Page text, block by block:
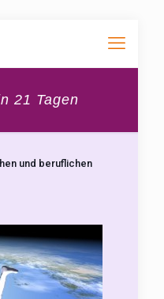
21 Tagen
und beruflichen